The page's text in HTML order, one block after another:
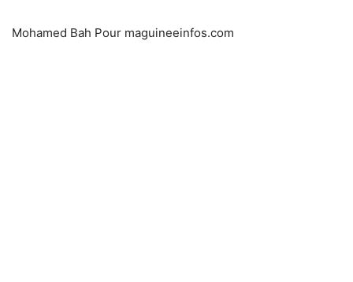
Mohamed Bah Pour maguineeinfos.com